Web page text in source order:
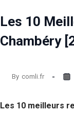
Les 10
Chambéry
By comli.fr
Les 10 meilleurs